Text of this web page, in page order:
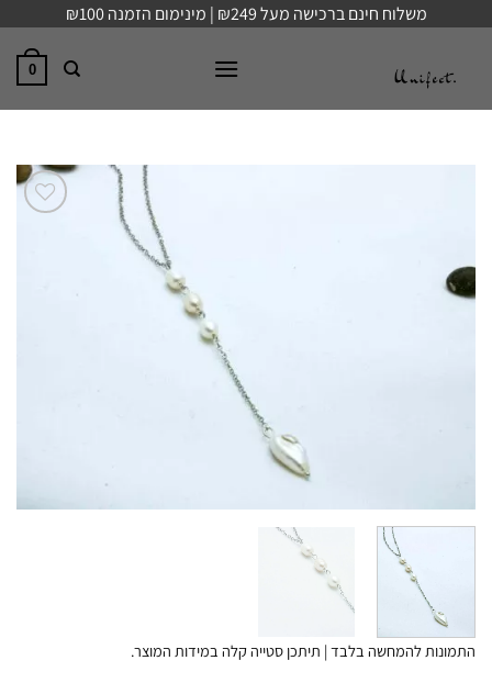
content
משלוח חינם ברכישה מעל ₪249 | מינימום הזמנה ₪100
0
התמונות להמחשה בלבד | תיתכן סטייה קלה במידות המוצר.